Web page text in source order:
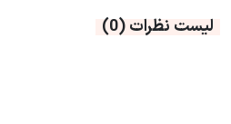
لیست نظرات(0)